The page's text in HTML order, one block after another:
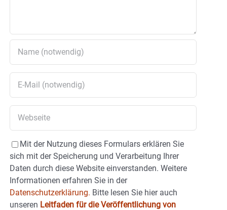
Mit der Nutzung dieses Formulars erklären Sie
sich mit der Speicherung und Verarbeitung Ihrer
Daten durch diese Website einverstanden. Weitere
Informationen erfahren Sie in der
Datenschutzerklärung. Bitte lesen Sie hier auch
unseren Leitfaden für die Veröffentlichung von